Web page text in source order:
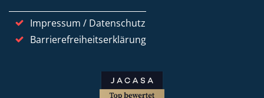
Impressum / Datenschutz
Barrierefreiheitserklärung